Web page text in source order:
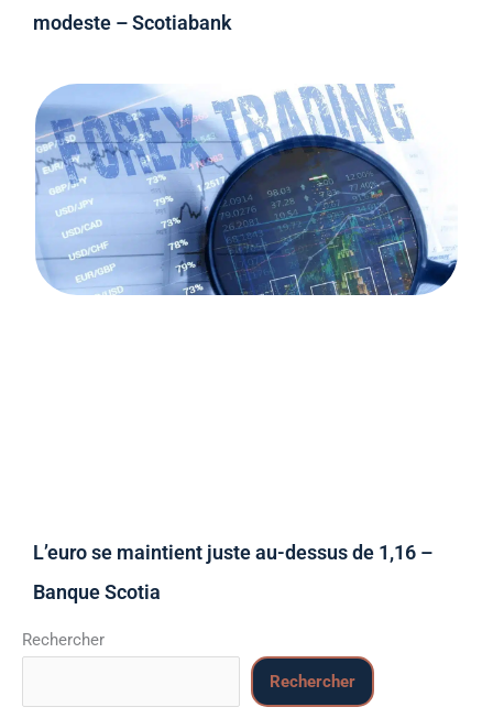
modeste – Scotiabank
L’euro se maintient juste au-dessus de 1,16 –
Banque Scotia
Rechercher
Rechercher